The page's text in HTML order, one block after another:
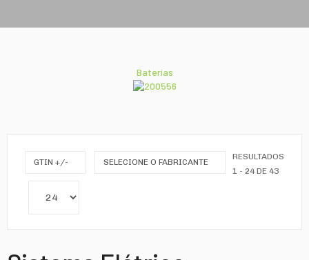
Baterias
GTIN +/- SELECIONE O FABRICANTE
RESULTADOS
1 - 24 DE 43